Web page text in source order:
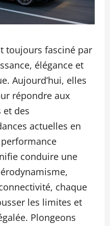
toujours fasciné par
élégance et
Aujourd’hui, elles
répondre aux
et des
actuelles en
conduire une
chaque
les limites et
Plongeons